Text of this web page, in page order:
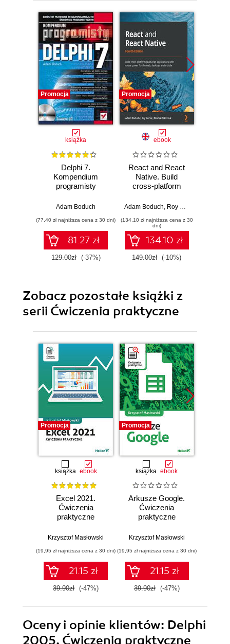
Promocja
książka
Delphi 7.
Kompendium
programisty
Adam Boduch
(77,40 zł najniższa cena z 30 dni)
81.27 zł
129.00zł (-37%)
Promocja
ebook
React and React
Native. Build
cross-platform
applications with
the web, desktop,
and mobile - Fourth
Edition
Adam Boduch Roy Derks
(134,10 zł najniższa cena z 30
dni)
134.10 zł
149.00zł (-10%)
Zobacz pozostałe książki z
serii Ćwiczenia praktyczne
Promocja
książka ebook
Excel 2021.
Ćwiczenia
praktyczne
Krzysztof Masłowski
(19,95 zł najniższa cena z 30 dni)
21.15 zł
39.90zł (-47%)
Promocja
książka ebook
Arkusze Google.
Ćwiczenia
praktyczne
Krzysztof Masłowski
(19,95 zł najniższa cena z 30 dni)
21.15 zł
39.90zł (-47%)
Oceny i opinie klientów: Delphi
2005. Ćwiczenia praktyczne